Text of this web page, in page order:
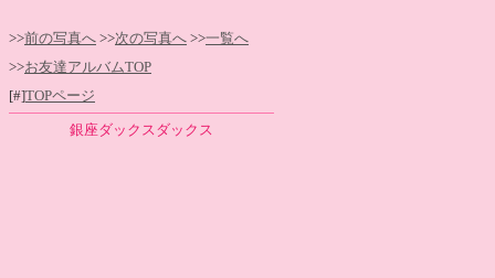
>>前の写真へ >>次の写真へ >>一覧へ
>>お友達アルバムTOP
[#]TOPページ
銀座ダックスダックス